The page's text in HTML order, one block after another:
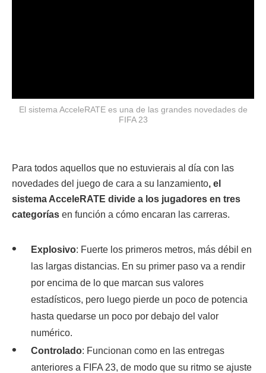
El sistema AcceleRATE es una de las grandes novedades de
FIFA 23
Para todos aquellos que no estuvierais al día con las
novedades del juego de cara a su lanzamiento, el
sistema AcceleRATE divide a los jugadores en tres
categorías en función a cómo encaran las carreras.
Explosivo: Fuerte los primeros metros, más débil en
las largas distancias. En su primer paso va a rendir
por encima de lo que marcan sus valores
estadísticos, pero luego pierde un poco de potencia
hasta quedarse un poco por debajo del valor
numérico.
Controlado: Funcionan como en las entregas
anteriores a FIFA 23, de modo que su ritmo se ajuste